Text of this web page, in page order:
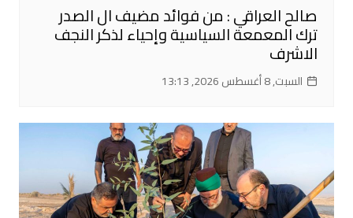
صالح العراقي : من فوائد مضيف ال الصدر
ترك المعمعة السياسية وإحياء لذكر النجف
الاشرف
السبت, 8 أغسطس 2026, 13:13